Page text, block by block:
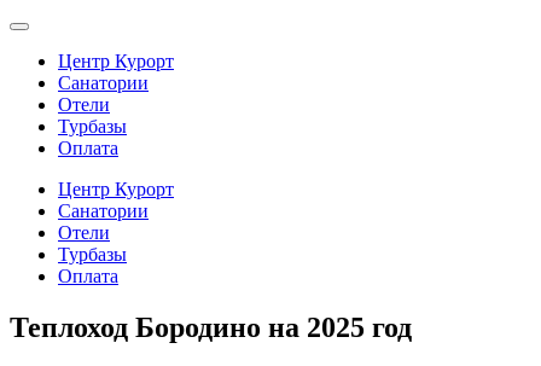
Центр Курорт
Санатории
Отели
Турбазы
Оплата
Центр Курорт
Санатории
Отели
Турбазы
Оплата
Теплоход Бородино на 2025 год